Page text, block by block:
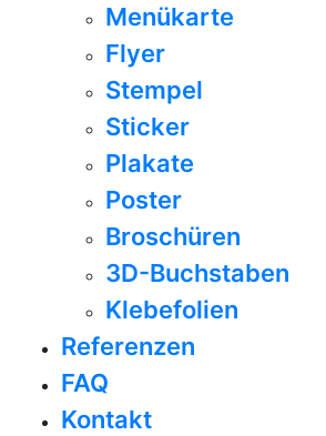
Menükarte
Flyer
Stempel
Sticker
Plakate
Poster
Broschüren
3D-Buchstaben
Klebefolien
Referenzen
FAQ
Kontakt